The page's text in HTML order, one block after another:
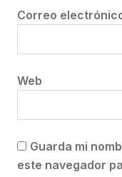
Correo
Web
Guarda mi
este navegador